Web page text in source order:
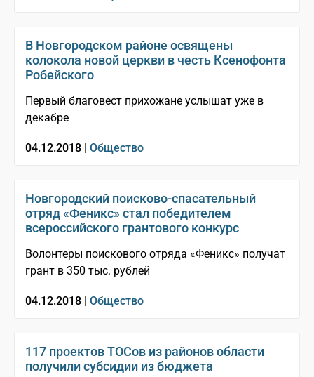
В Новгородском районе освящены
колокола новой церкви в честь Ксенофонта
Робейского
Первый благовест прихожане услышат уже в
декабре
04.12.2018 | Общество
Новгородский поисково-спасательный
отряд «Феникс» стал победителем
всероссийского грантового конкурс
Волонтеры поискового отряда «Феникс» получат
грант в 350 тыс. рублей
04.12.2018 | Общество
117 проектов ТОСов из районов области
получили субсидии из бюджета